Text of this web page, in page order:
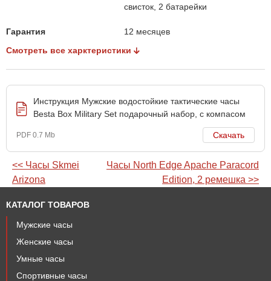
свисток, 2 батарейки
Гарантия
12 месяцев
Смотреть все харктеристики
Инструкция Мужские водостойкие тактические часы
Besta Box Military Set подарочный набор, с компасом
PDF 0.7 Mb Скачать
<< Часы Skmei
Arizona
Часы North Edge Apache Paracord
Edition, 2 ремешка >>
КАТАЛОГ ТОВАРОВ
Мужские часы
Женские часы
Умные часы
Спортивные часы